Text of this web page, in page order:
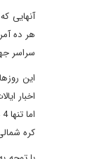
آنهایی
هر ده
سراسر
این
اخبار
کره شمالی (9 درصد)